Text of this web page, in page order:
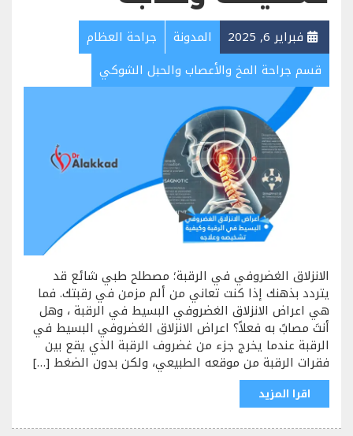
فبراير 6, 2025 المدونة
جراحة العظام
قسم جراحة المخ والأعصاب والحبل الشوكي
الانزلاق الغضروفي في الرقبة؛ مصطلح طبي شائع قد
يتردد بذهنك إذا كنت تعاني من ألم مزمن في رقبتك. فما
هي اعراض الانزلاق الغضروفي البسيط في الرقبة ، وهل
أنتَ مصابً به فعلاً؟ اعراض الانزلاق الغضروفي البسيط في
الرقبة عندما يخرج جزء من غضروف الرقبة الذي يقع بين
فقرات الرقبة من موقعه الطبيعي، ولكن بدون الضغط […]
اقرا المزيد